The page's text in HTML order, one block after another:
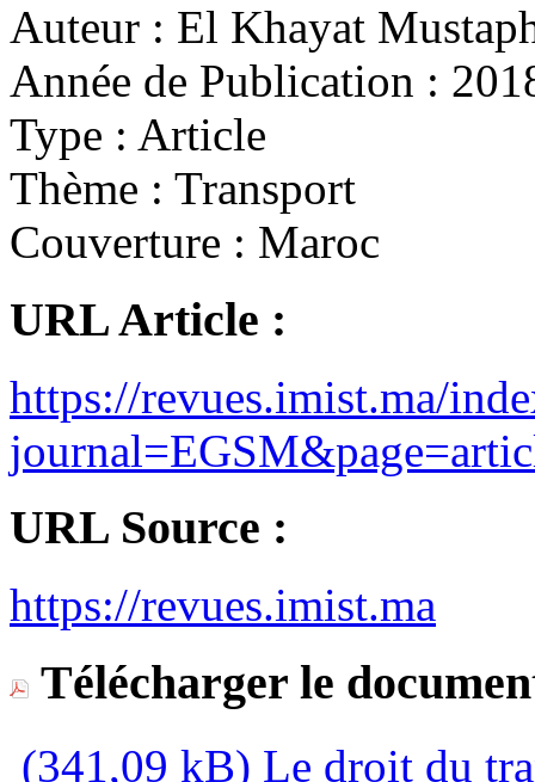
Auteur : El Khayat
Année de Publication :
Type : Article
Thème : Transport
Couverture : Maroc
URL Article :
https://revues.imist.ma/
URL Source :
https://revues.imist.ma
Télécharger le
(341,09 kB) Le droit du